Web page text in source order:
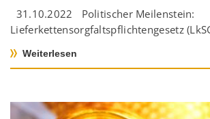
31.10.2022 Politischer Meilenstein:
Lieferkettensorgfaltspflichtengesetz
(LkSG) normiert die menschenrechtlichen
Weiterlesen